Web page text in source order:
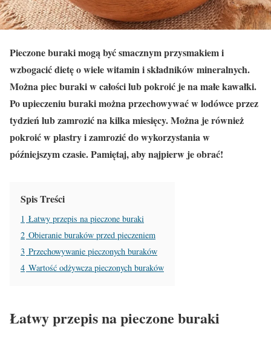
Pieczone buraki mogą być smacznym przysmakiem i
wzbogacić dietę o wiele witamin i składników mineralnych.
Można piec buraki w całości lub pokroić je na małe kawałki.
Po upieczeniu buraki można przechowywać w lodówce przez
tydzień lub zamrozić na kilka miesięcy. Można je również
pokroić w plastry i zamrozić do wykorzystania w
późniejszym czasie. Pamiętaj, aby najpierw je obrać!
Spis Treści
1 Łatwy przepis na pieczone buraki
2 Obieranie buraków przed pieczeniem
3 Przechowywanie pieczonych buraków
4 Wartość odżywcza pieczonych buraków
Łatwy przepis na pieczone buraki